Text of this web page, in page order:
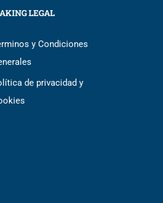
LEGAL
y Condiciones
de privacidad y